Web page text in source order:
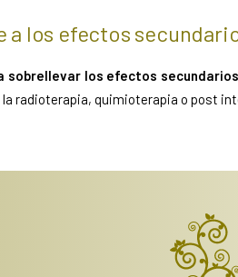
a los efectos
sobrellevar los efectos secundarios
radioterapia, quimioterapia o post